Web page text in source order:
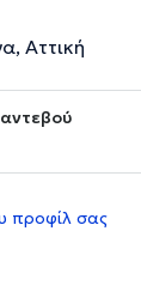
Αττική
προφίλ σας